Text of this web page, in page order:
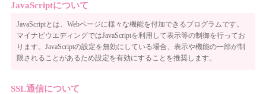
JavaScriptについて
JavaScriptとは、Webページに様々な機能を付加できるプログラムです。
マイナビウエディングではJavaScriptを利用して表示等の制御を行ってお
ります。JavaScriptの設定を無効にしている場合、表示や機能の一部が制
限されることがあるため設定を有効にすることを推奨します。
SSL通信について